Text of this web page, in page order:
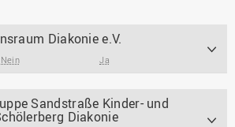
Diakonie e.V.
, Kinder und Familie / Jugendarbeit /
Nein Ja
Sandstraße Kinder- und
Diakonie